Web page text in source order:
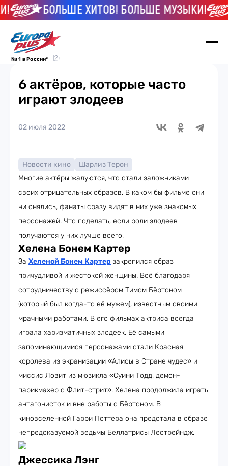
БОЛЬШЕ ХИТОВ! БОЛЬШЕ МУЗЫКИ!
№ 1 в России*
6 актёров, которые часто
играют злодеев
02 июля 2022
Новости кино
Шарлиз Терон
Многие актёры жалуются, что стали заложниками
своих отрицательных образов. В каком бы фильме они
ни снялись, фанаты сразу видят в них уже знакомых
персонажей. Что поделать, если роли злодеев
получаются у них лучше всего!
Хелена Бонем Картер
За Хеленой Бонем Картер закрепился образ
причудливой и жестокой женщины. Всё благодаря
сотрудничеству с режиссёром Тимом Бёртоном
(который был когда-то её мужем), известным своими
мрачными работами. В его фильмах актриса всегда
играла харизматичных злодеек. Её самыми
запоминающимися персонажами стали Красная
королева из экранизации «Алисы в Стране чудес» и
миссис Ловит из мюзикла «Суини Тодд, демон-
парикмахер с Флит-стрит». Хелена продолжила играть
антагонисток и вне работы с Бёртоном. В
киновселенной Гарри Поттера она предстала в образе
непредсказуемой ведьмы Беллатрисы Лестрейндж.
Джессика Лэнг